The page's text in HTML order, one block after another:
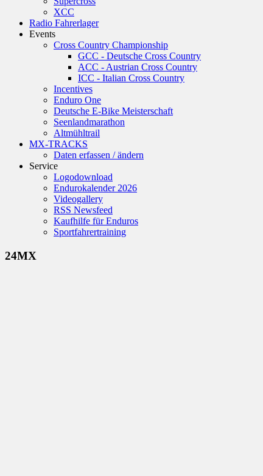
XCC
Radio Fahrerlager
Events
Cross Country Championship
GCC - Deutsche Cross Country
ACC - Austrian Cross Country
ICC - Italian Cross Country
Incentives
Enduro One
Deutsche E-Bike Meisterschaft
Seenlandmarathon
Altmühltrail
MX-TRACKS
Daten erfassen / ändern
Service
Logodownload
Endurokalender 2026
Videogallery
RSS Newsfeed
Kaufhilfe für Enduros
Sportfahrertraining
24MX